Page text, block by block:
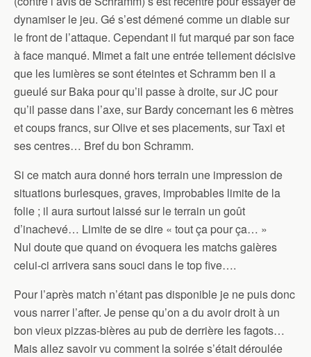
dynamiser le jeu. Gé s’est démené comme un diable sur
le front de l’attaque. Cependant il fut marqué par son face
à face manqué. Mimet a fait une entrée tellement décisive
que les lumières se sont éteintes et Schramm ben il a
gueulé sur Baka pour qu’il passe à droite, sur JC pour
qu’il passe dans l’axe, sur Bardy concernant les 6 mètres
et coups francs, sur Olive et ses placements, sur Taxi et
ses centres… Bref du bon Schramm.
Si ce match aura donné hors terrain une impression de
situations burlesques, graves, improbables limite de la
folie ; il aura surtout laissé sur le terrain un goût
d’inachevé… Limite de se dire « tout ça pour ça… »
Nul doute que quand on évoquera les matchs galères
celui-ci arrivera sans souci dans le top five….
Pour l’après match n’étant pas disponible je ne puis donc
vous narrer l’after. Je pense qu’on a du avoir droit à un
bon vieux pizzas-bières au pub de derrière les fagots…
Mais allez savoir vu comment la soirée s’était déroulée